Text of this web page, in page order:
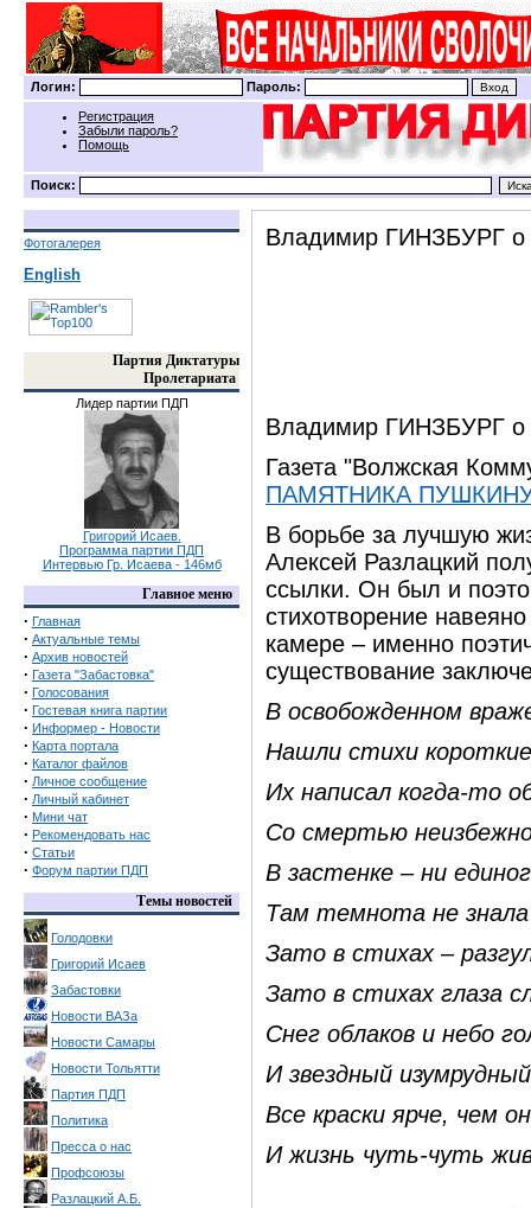
Логин: Пароль:
Регистрация
Забыли пароль?
Помощь
Поиск:
Фотогалерея
English
Партия Диктатуры
Пролетариата
Лидер партии ПДП
Григорий Исаев.
Программа партии ПДП
Интервью Гр. Исаева - 146мб
Главное меню
· Главная
· Актуальные темы
· Архив новостей
· Газета "Забастовка"
· Голосования
· Гостевая книга партии
· Информер - Новости
· Карта портала
· Каталог файлов
· Личное сообщение
· Личный кабинет
· Мини чат
· Рекомендовать нас
· Статьи
· Форум партии ПДП
Темы новостей
Голодовки
Григорий Исаев
Забастовки
Новости ВАЗа
Новости Самары
Новости Тольятти
Партия ПДП
Политика
Пресса о нас
Профсоюзы
Разлацкий А.Б.
Владимир ГИНЗБУРГ о
Владимир ГИНЗБУРГ о
Газета "Волжская
ПАМЯТНИКА
В борьбе за лучшую
Алексей Разлацкий
ссылки. Он был и
стихотворение
камере – именно
существование
В освобожденном
Нашли стихи
Их написал когда-то
Со смертью
В застенке – ни
Там темнота не
Зато в стихах –
Зато в стихах глаза
Снег облаков и небо
И звездный
Все краски ярче, чем
И жизнь чуть-чуть